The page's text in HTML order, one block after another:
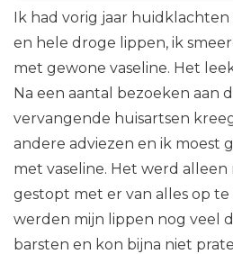
Ik had vorig jaar
en hele droge lippen, ik
met gewone vaseline. Het
Na een aantal bezoeken aan
vervangende huisartsen
andere adviezen en ik moest
met vaseline. Het werd alleen
gestopt met er van alles op te
werden mijn lippen nog veel
barsten en kon bijna niet